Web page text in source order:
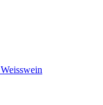
Weisswein